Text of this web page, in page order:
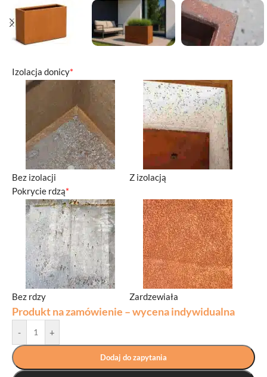
*
Izolacja donicy
Bez izolacji
Z izolacją
*
Pokrycie rdzą
Bez rdzy Zardzewiała
Produkt na zamówienie – wycena indywidualna
- +
Dodaj do zapytania